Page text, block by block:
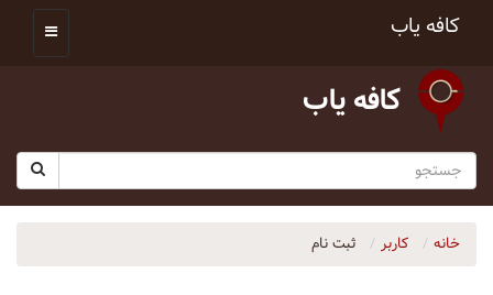
کافه یاب
کافه یاب
خانه کاربر ثبت نام